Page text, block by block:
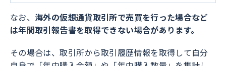
なお、 海外の仮想通貨取引所で売買を行った場合など
は年間取引報告書を取得できない場合があります。
その場合は、取引所から取引履歴情報を取得して自分